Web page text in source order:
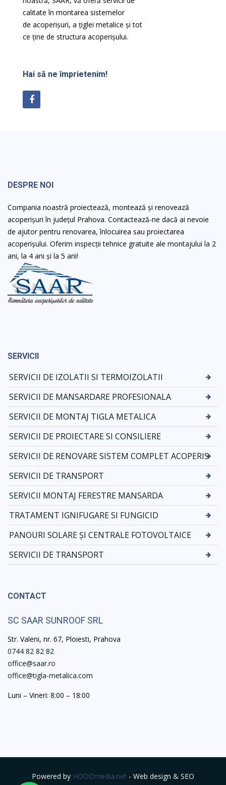
calitateîn montarea sistemelor
de acoperișuri, a țiglei metalice și tot
ce ține de structura acoperișului.
Hai să ne împrietenim!
DESPRE NOI
Compania noastră proiectează, montează și renovează
acoperișuri în județul Prahova. Contactează-ne dacă ai nevoie
de ajutor pentru renovarea, înlocuirea sau proiectarea
acoperișului. Oferim inspecții tehnice gratuite ale montajului la 2
ani, la 4 ani și la 5 ani!
SERVICII
SERVICII DE IZOLATII SI TERMOIZOLATII
SERVICII DE MANSARDARE PROFESIONALA
SERVICII DE MONTAJ TIGLA METALICA
SERVICII DE PROIECTARE SI CONSILIERE
SERVICII DE RENOVARE SISTEM COMPLET ACOPERIS
SERVICII DE TRANSPORT
SERVICII MONTAJ FERESTRE MANSARDA
TRATAMENT IGNIFUGARE SI FUNGICID
PANOURI SOLARE ȘI CENTRALE FOTOVOLTAICE
SERVICII DE TRANSPORT
CONTACT
SC SAAR SUNROOF SRL
Str. Valeni, nr. 67, Ploiesti, Prahova
0744 82 82 82
office@saar.ro
office@tigla-metalica.com
Luni – Vineri: 8:00 – 18:00
Powered by HOODmedia.net - Web design & SEO